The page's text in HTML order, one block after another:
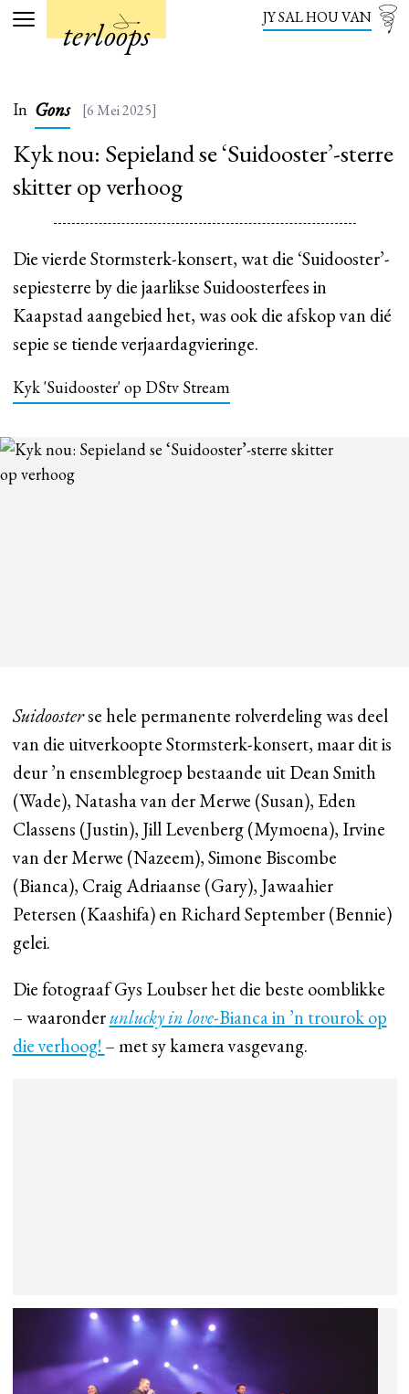
Menu terloops JY SAL HOU VAN
In Gons [6 Mei 2025]
Kyk nou: Sepieland se ‘Suidooster’-sterre
skitter op verhoog
Die vierde Stormsterk-konsert, wat die ‘Suidooster’-
sepiesterre by die jaarlikse Suidoosterfees in
Kaapstad aangebied het, was ook die afskop van dié
sepie se tiende verjaardagvieringe.
Kyk 'Suidooster' op DStv Stream
Suidoosterse hele permanente rolverdeling was deel
van die uitverkoopte Stormsterk-konsert, maar dit is
deur ’n ensemblegroep bestaande uit Dean Smith
(Wade), Natasha van der Merwe (Susan), Eden
Classens (Justin), Jill Levenberg (Mymoena), Irvine
van der Merwe (Nazeem), Simone Biscombe
(Bianca), Craig Adriaanse (Gary), Jawaahier
Petersen (Kaashifa) en Richard September (Bennie)
gelei.
Die fotograaf Gys Loubser het die beste oomblikke
– waaronderunlucky in love-Bianca in ’n trourok op
die verhoog!– met sy kamera vasgevang.